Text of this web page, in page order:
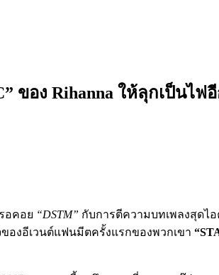
ของ Rihanna ให้ลุกเป็นไฟ
อคอย “DSTM” กับการตีความบทเพลงสุดไ
องอีเวนต์แฟนมีตครั้งแรกของพวกเขา